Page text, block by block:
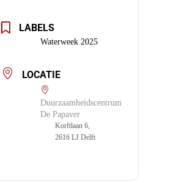
LABELS
Waterweek 2025
LOCATIE
Duurzaamheidscentrum
De Papaver
Korftlaan 6,
2616 LJ Delft